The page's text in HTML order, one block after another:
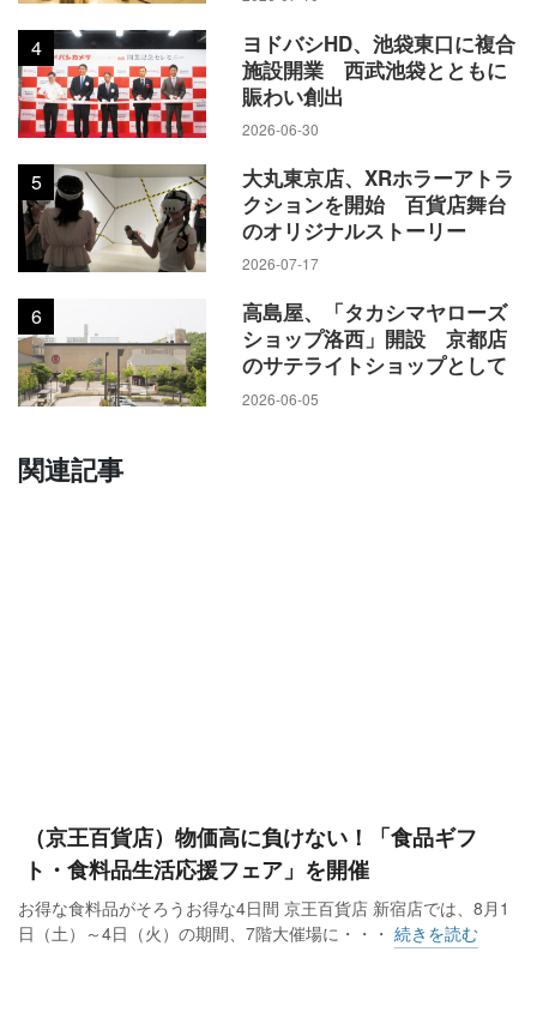
4
ヨドバシHD、池袋東口に複合
施設開業 西武池袋とともに
賑わい創出
2026-06-30
5
大丸東京店、XRホラーアトラ
クションを開始 百貨店舞台
のオリジナルストーリー
2026-07-17
6
高島屋、「タカシマヤローズ
ショップ洛西」開設 京都店
のサテライトショップとして
2026-06-05
関連記事
（京王百貨店）物価高に負けない！「食品ギフ
ト・食料品生活応援フェア」を開催
お得な食料品がそろうお得な4日間 京王百貨店 新宿店では、8月1
日（土）～4日（火）の期間、7階大催場に・・・ 続きを読む